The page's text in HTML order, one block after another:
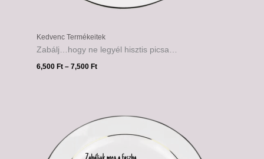
Kedvenc Termékeitek
Zabálj…hogy ne legyél hisztis picsa…
6,500Ft – 7,500Ft